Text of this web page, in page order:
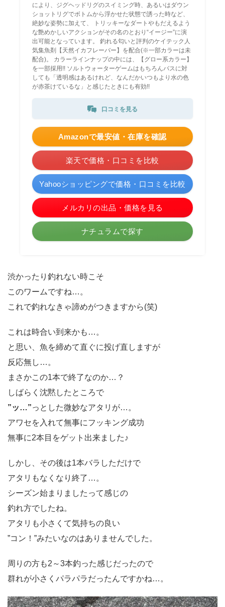
により、ジグヘッドリグのスイミング時、あるいはダウン
ショットリグでボトムから浮かせた状態で誘った時など、
絶妙な姿勢に加えて、 トリッキーなダートやもだえるよう
な艶めかしいアクションがその名のとおり“イージー”に演
出可能となっています。 釣れる匂いと評判のケイテック人
気集魚剤【天然イカフレーバー】を配合(※一部カラーは未
配合)。 カラーラインナップの中には、【グロー系カラー】
を一部採用!! ソルトウォーターゲームはもちろんバスに対
しても「透明感はあるけれど、なんだかいつもより水の色
が赤茶けているな」と感じたときにも有効!!
口コミを見る
Amazonで最安値・在庫を確認
楽天で価格・口コミを比較
Yahooショッピングで価格・口コミを比較
メルカリの出品・価格を見る
ナチュラムで探す
渋かったり釣れない時こそ
このワームですね…。
これで釣れなきゃ諦めがつきますから(笑)
これは時合い到来かも…。
と思い、魚を締めて直ぐに投げ直しますが
反応無し…。
まさかこの1本で終了なのか…？
しばらく沈黙したところで
”ッ…”っとした微妙なアタリが…。
アワセを入れて無事にフッキング成功
無事に2本目をゲット出来ました♪
しかし、その後は1本バラしただけで
アタリもなくなり終了…。
シーズン始まりましたって感じの
釣れ方でしたね。
アタリも小さくて気持ちの良い
”コン！”みたいなのはありませんでした。
周りの方も2～3本釣った感じだったので
群れが小さくパラパラだったんですかね…。